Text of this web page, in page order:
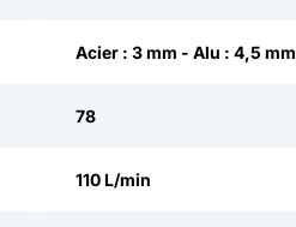
Acier : 3 mm - Alu : 4,5 mm
78
110 L/min